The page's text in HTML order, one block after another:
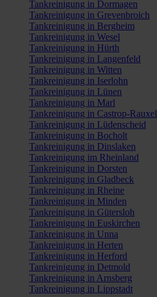
Tankreinigung in Dormagen
Tankreinigung in Grevenbroich
Tankreinigung in Bergheim
Tankreinigung in Wesel
Tankreinigung in Hürth
Tankreinigung in Langenfeld
Tankreinigung in Witten
Tankreinigung in Iserlohn
Tankreinigung in Lünen
Tankreinigung in Marl
Tankreinigung in Castrop-Rauxel
Tankreinigung in Lüdenscheid
Tankreinigung in Bocholt
Tankreinigung in Dinslaken
Tankreinigung im Rheinland
Tankreinigung in Dorsten
Tankreinigung in Gladbeck
Tankreinigung in Rheine
Tankreinigung in Minden
Tankreinigung in Gütersloh
Tankreinigung in Euskirchen
Tankreinigung in Unna
Tankreinigung in Herten
Tankreinigung in Herford
Tankreinigung in Detmold
Tankreinigung in Arnsberg
Tankreinigung in Lippstadt